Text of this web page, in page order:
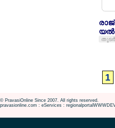
1
© PravasiOnline Since 2007. All rights reserved.
pravasionline.com : eServices :